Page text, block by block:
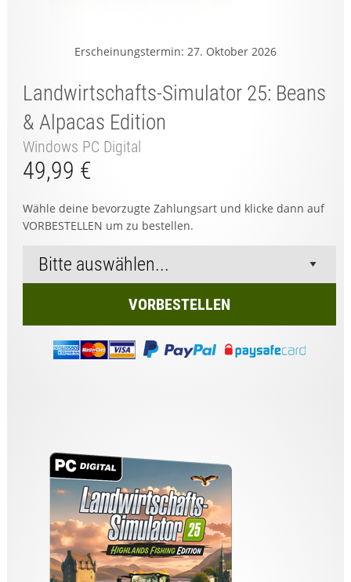
Erscheinungstermin: 27. Oktober 2026
Landwirtschafts-Simulator 25: Beans
& Alpacas Edition
Windows PC Digital
49,99 €
Wähle deine bevorzugte Zahlungsart und klicke dann auf
VORBESTELLEN um zu bestellen.
VORBESTELLEN